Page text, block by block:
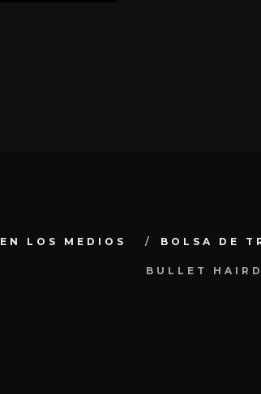
EN LOS MEDIOS BOLSA DE
BULLET